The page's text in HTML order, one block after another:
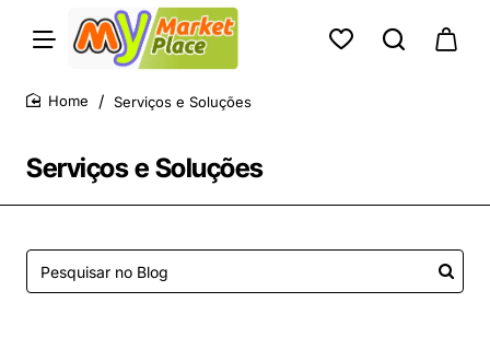
Serviços e Soluções
Serviços e Soluções